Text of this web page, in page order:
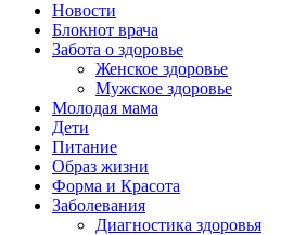
Новости
Блокнот врача
Забота о здоровье
Женское здоровье
Мужское здоровье
Молодая мама
Дети
Питание
Образ жизни
Форма и Красота
Заболевания
Диагностика здоровья